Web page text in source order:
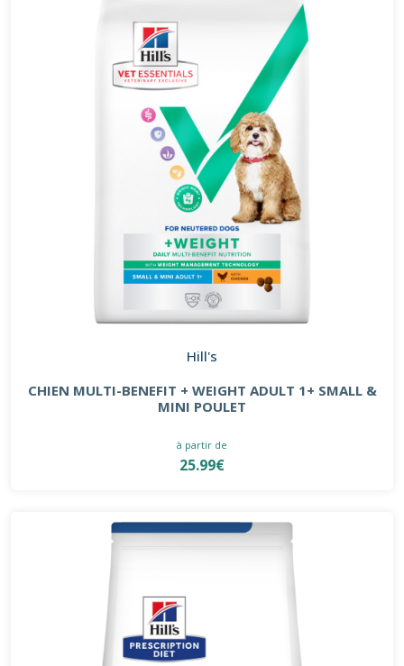
Hill's
CHIEN MULTI-BENEFIT + WEIGHT ADULT 1+ SMALL &
MINI POULET
à partir de
25.99€